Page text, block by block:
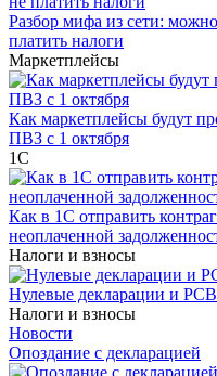
Разбор мифа из сети:
платить налоги
Маркетплейсы
Как маркетплейсы будут
ПВЗ с 1 октября
1С
Как в 1С отправить
неоплаченной
Налоги и взносы
Нулевые декларации и
Налоги и взносы
Новости
Опоздание с декларацией